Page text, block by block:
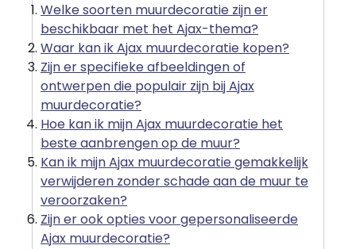
Welke soorten muurdecoratie zijn er
beschikbaar met het Ajax-thema?
Waar kan ik Ajax muurdecoratie kopen?
Zijn er specifieke afbeeldingen of
ontwerpen die populair zijn bij Ajax
muurdecoratie?
Hoe kan ik mijn Ajax muurdecoratie het
beste aanbrengen op de muur?
Kan ik mijn Ajax muurdecoratie gemakkelijk
verwijderen zonder schade aan de muur te
veroorzaken?
Zijn er ook opties voor gepersonaliseerde
Ajax muurdecoratie?